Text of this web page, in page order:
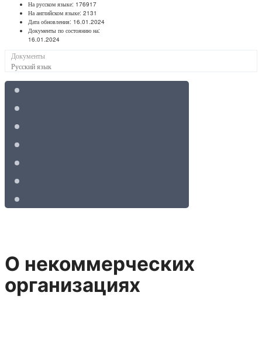
На русском языке: 176917
На английском языке: 2131
Дата обновления: 16.01.2024
Документы по состоянию на:
16.01.2024
Документы
Русский язык
О некоммерческих
организациях